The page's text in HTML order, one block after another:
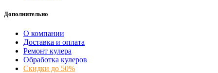
Дополнительно
О компании
Доставка и оплата
Ремонт кулера
Обработка кулеров
Скидки до 50%